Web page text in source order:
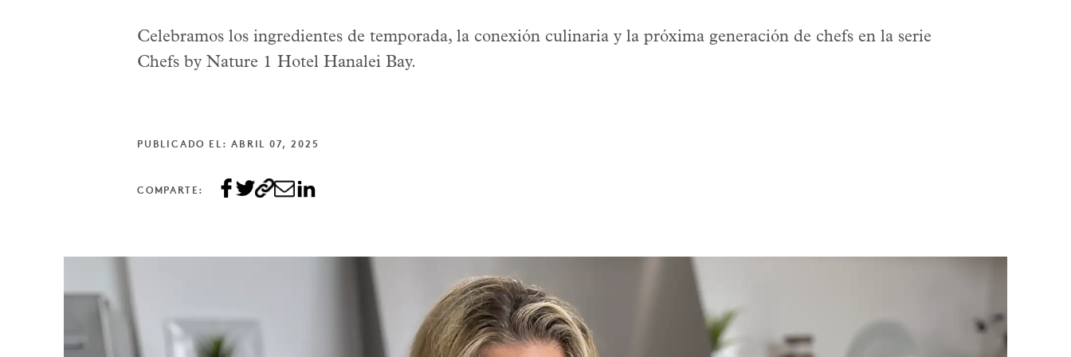
Celebramos los ingredientes de temporada, la conexión culinaria y la próxima generación de chefs en la serie
Chefs by Nature 1 Hotel Hanalei Bay.
PUBLICADO EL: ABRIL 07, 2025
COMPARTE: